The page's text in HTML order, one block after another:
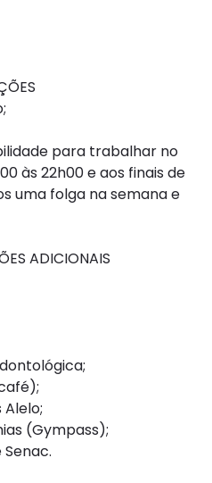
para trabalhar no
às 22h00 e aos finais de
uma folga na semana e
ADICIONAIS
(Gympass);